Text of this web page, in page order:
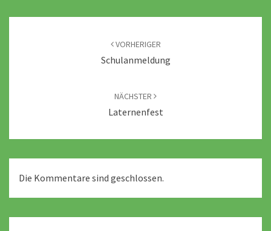
VORHERIGER
Schulanmeldung
NÄCHSTER
Laternenfest
Die Kommentare sind geschlossen.